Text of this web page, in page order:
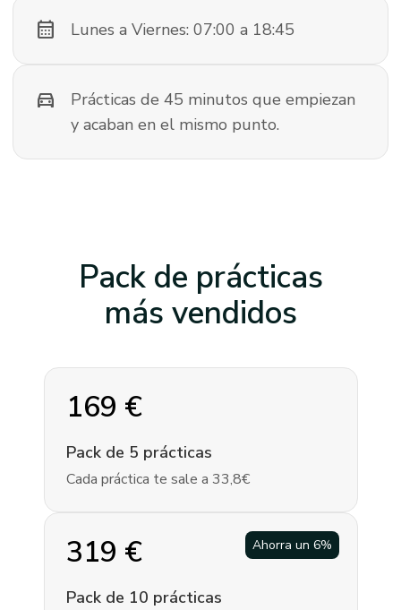
calendar_month Lunes a Viernes: 07:00 a 18:45
directions_car
Prácticas de 45 minutos que empiezan
y acaban en el mismo punto.
Pack de prácticas
más vendidos
169 €
Pack de 5 prácticas
Cada práctica te sale a 33,8€
Ahorra un 6%
319 €
Pack de 10 prácticas